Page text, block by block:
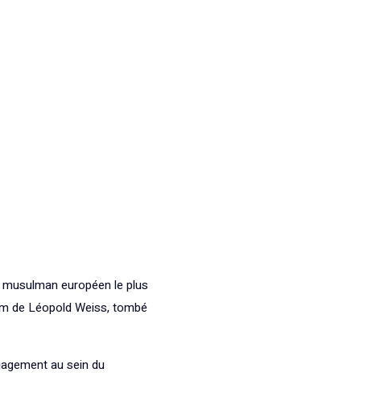
européen le plus
de Léopold Weiss, tombé
au sein du